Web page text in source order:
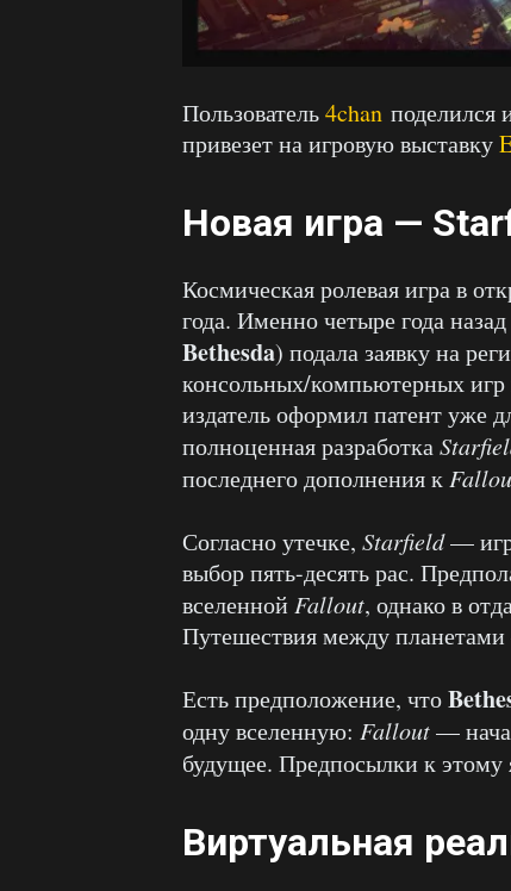
Пользователь4chan поделился
привезет на игровую выставку
Новая игра —
Космическая ролевая игра в
года. Именно четыре года
Bethesda) подала заявку на
консольных/компьютерных
издатель оформил патент уже
полноценная разработка
последнего дополнения к
Согласно утечке, Starfield—
выбор пять-десять рас.
вселенной Fallout, однако в
Путешествия между
Есть предположение, что
одну вселенную: Fallout—
будущее. Предпосылки к этому
Виртуальная